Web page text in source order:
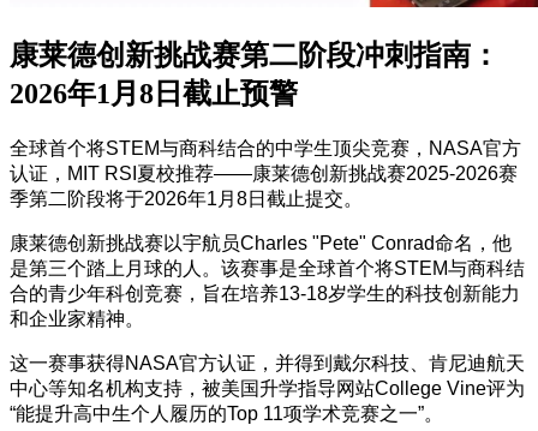
康莱德创新挑战赛第二阶段冲刺指南：
2026年1月8日截止预警
全球首个将STEM与商科结合的中学生顶尖竞赛，NASA官方
认证，MIT RSI夏校推荐——康莱德创新挑战赛2025-2026赛
季第二阶段将于2026年1月8日截止提交。
康莱德创新挑战赛以宇航员Charles "Pete" Conrad命名，他
是第三个踏上月球的人。该赛事是全球首个将STEM与商科结
合的青少年科创竞赛，旨在培养13-18岁学生的科技创新能力
和企业家精神。
这一赛事获得NASA官方认证，并得到戴尔科技、肯尼迪航天
中心等知名机构支持，被美国升学指导网站College Vine评为
“能提升高中生个人履历的Top 11项学术竞赛之一”。